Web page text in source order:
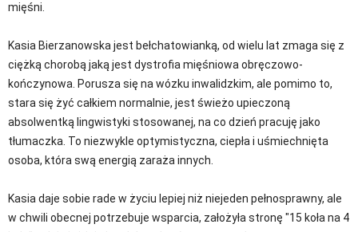
mięśni.
Kasia Bierzanowska jest bełchatowianką, od wielu lat zmaga się z
ciężką chorobą jaką jest dystrofia mięśniowa obręczowo-
kończynowa. Porusza się na wózku inwalidzkim, ale pomimo to,
stara się żyć całkiem normalnie, jest świeżo upieczoną
absolwentką lingwistyki stosowanej, na co dzień pracuję jako
tłumaczka. To niezwykle optymistyczna, ciepła i uśmiechnięta
osoba, która swą energią zaraża innych.
Kasia daje sobie rade w życiu lepiej niż niejeden pełnosprawny, ale
w chwili obecnej potrzebuje wsparcia, założyła stronę "15 koła na 4